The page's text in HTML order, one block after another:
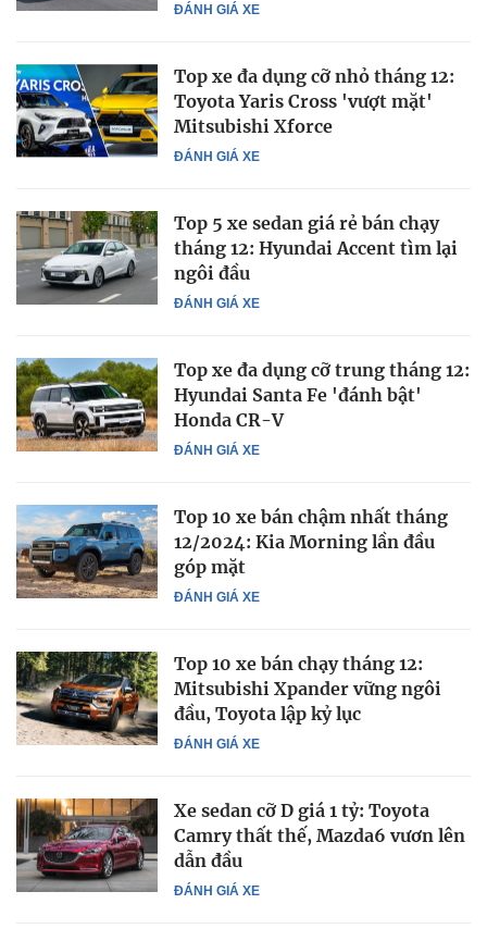
ĐÁNH GIÁ XE
ĐÁNH GIÁ XE
Top xe đa dụng cỡ nhỏ tháng 12:
Toyota Yaris Cross 'vượt mặt'
Mitsubishi Xforce
ĐÁNH GIÁ XE
Top 5 xe sedan giá rẻ bán chạy
tháng 12: Hyundai Accent tìm lại
ngôi đầu
ĐÁNH GIÁ XE
Top xe đa dụng cỡ trung tháng 12:
Hyundai Santa Fe 'đánh bật'
Honda CR-V
ĐÁNH GIÁ XE
Top 10 xe bán chậm nhất tháng
12/2024: Kia Morning lần đầu
góp mặt
ĐÁNH GIÁ XE
Top 10 xe bán chạy tháng 12:
Mitsubishi Xpander vững ngôi
đầu, Toyota lập kỷ lục
ĐÁNH GIÁ XE
Xe sedan cỡ D giá 1 tỷ: Toyota
Camry thất thế, Mazda6 vươn lên
dẫn đầu